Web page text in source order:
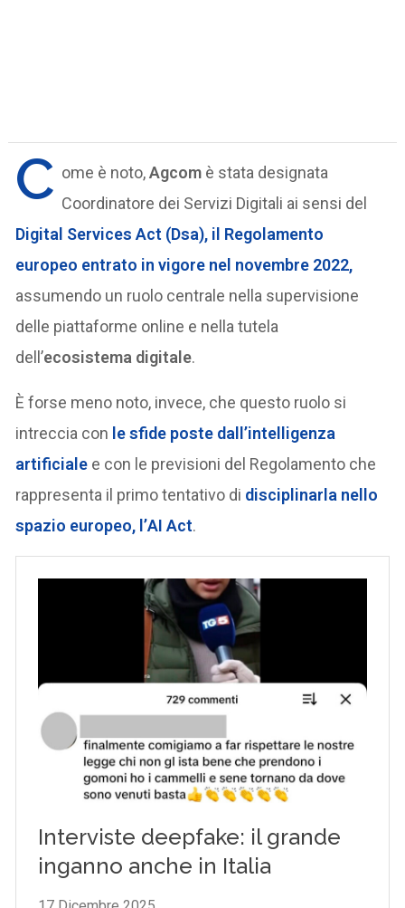
C ome è noto,Agcom è stata designata
Coordinatore dei Servizi Digitali ai sensi del
Digital Services Act (Dsa), il Regolamento
europeo entrato in vigore nel novembre 2022,
assumendo un ruolo centrale nella supervisione
delle piattaforme online e nella tutela
dell’ecosistema digitale.
È forse meno noto, invece, che questo ruolo si
intreccia con le sfide poste dall’intelligenza
artificiale e con le previsioni del Regolamento che
rappresenta il primo tentativo di disciplinarla nello
spazio europeo, l’AI Act.